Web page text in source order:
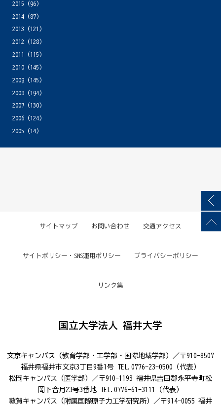
2015 (96)
2014(87)
2013 (121)
2012 (128)
2011
(115)
2010(145)
2009(145)
2008(194)
2007(130)
2006(124)
2005 (14)
サイトマップ お問い合わせ 交通アクセス
サイトポリシー・SNS運用ポリシー プライバシーポリシー
リンク集
国立大学法人 福井大学
文京キャンパス（教育学部・工学部・国際地域学部）／〒910-8507
福井県福井市文京3丁目9番1号 TEL.0776-23-0500（代表）
松岡キャンパス（医学部）／〒910-1193 福井県吉田郡永平寺町松
岡下合月23号3番地 TEL.0776-61-3111（代表）
敦賀キャンパス（附属国際原子力工学研究所）／〒914-0055 福井